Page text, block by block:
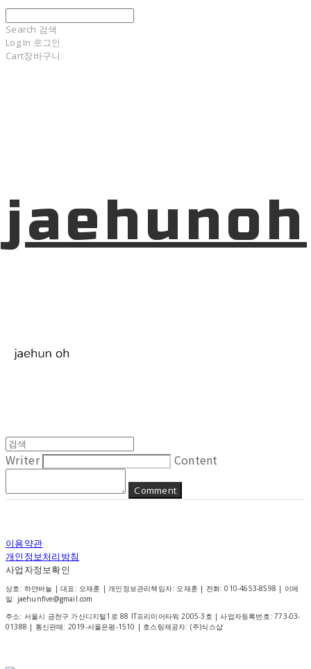
Search 검색
Log In 로그인
Cart장바구니
jaehunoh
Writer Content
Comment
이용약관
개인정보처리방침
사업자정보확인
상호: 하얀바늘 | 대표: 오재훈 | 개인정보관리책임자: 오재훈 | 전화: 010-4653-8598 | 이메
일: jaehunfive@gmail.com
주소: 서울시 금천구 가산디지털1로 88 IT프리미어타워 2005-3호 | 사업자등록번호:773-03-
01388 | 통신판매: 2019-서울은평-1510 | 호스팅제공자: (주)식스샵